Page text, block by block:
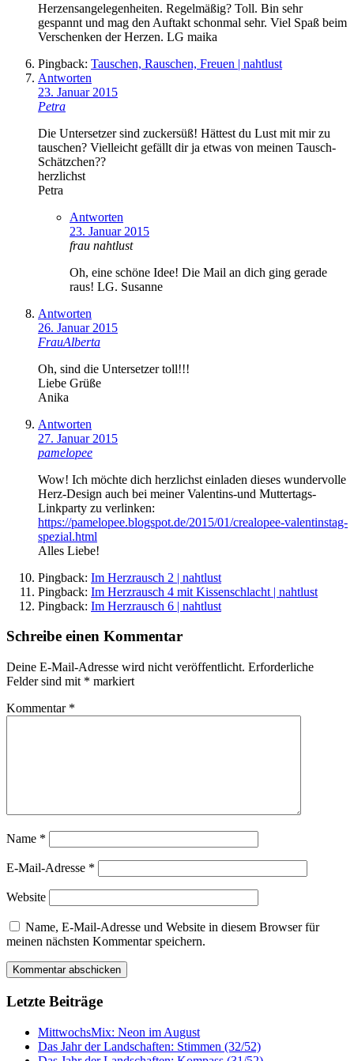
Herzensangelegenheiten. Regelmäßig? Toll. Bin sehr
gespannt und mag den Auftakt schonmal sehr. Viel Spaß beim
Verschenken der Herzen. LG maika
Pingback: Tauschen, Rauschen, Freuen | nahtlust
Antworten
23. Januar 2015
Petra
Die Untersetzer sind zuckersüß! Hättest du Lust mit mir zu
tauschen? Vielleicht gefällt dir ja etwas von meinen Tausch-
Schätzchen??
herzlichst
Petra
Antworten
23. Januar 2015
frau nahtlust
Oh, eine schöne Idee! Die Mail an dich ging gerade
raus! LG. Susanne
Antworten
26. Januar 2015
FrauAlberta
Oh, sind die Untersetzer toll!!!
Liebe Grüße
Anika
Antworten
27. Januar 2015
pamelopee
Wow! Ich möchte dich herzlichst einladen dieses wundervolle
Herz-Design auch bei meiner Valentins-und Muttertags-
Linkparty zu verlinken:
https://pamelopee.blogspot.de/2015/01/crealopee-valentinstag-
spezial.html
Alles Liebe!
Pingback: Im Herzrausch 2 | nahtlust
Pingback: Im Herzrausch 4 mit Kissenschlacht | nahtlust
Pingback: Im Herzrausch 6 | nahtlust
Schreibe einen Kommentar
Deine E-Mail-Adresse wird nicht veröffentlicht. Erforderliche
Felder sind mit * markiert
Kommentar *
Name *
E-Mail-Adresse *
Website
Name, E-Mail-Adresse und Website in diesem Browser für
meinen nächsten Kommentar speichern.
Letzte Beiträge
MittwochsMix: Neon im August
Das Jahr der Landschaften: Stimmen (32/52)